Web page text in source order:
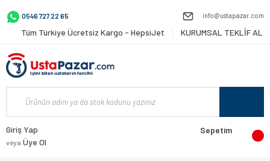
0546 727 22 65 info@ustapazar.com
Tüm Türkiye Ücretsiz Kargo - HepsiJet KURUMSAL TEKLİF AL
Giriş Yap
veya Üye Ol
Sepetim